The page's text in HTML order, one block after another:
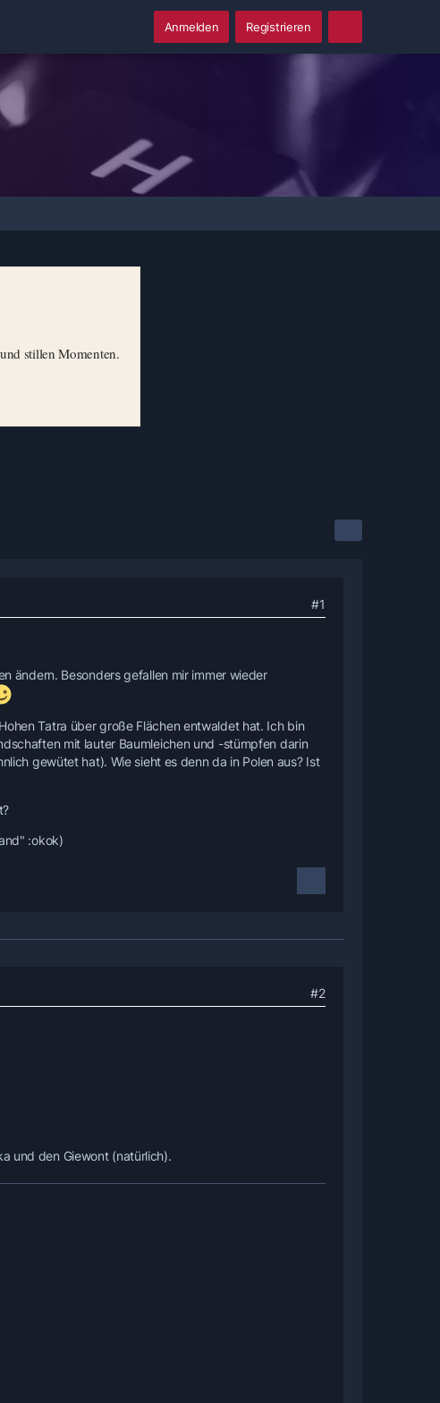
Anmelden Registrieren
stillen Momenten.
#1
ändern. Besonders gefallen mir immer wieder
Tatra über große Flächen entwaldet hat. Ich bin
mit lauter Baumleichen und -stümpfen darin
gewütet hat). Wie sieht es denn da in Polen aus? Ist
:okok)
#2
und den Giewont (natürlich).